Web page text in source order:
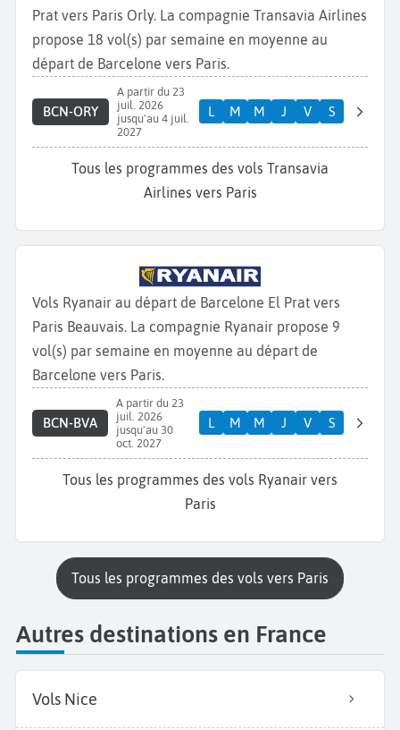
Prat vers Paris Orly. La compagnie Transavia Airlines
propose 18 vol(s) par semaine en moyenne au
départ de Barcelone vers Paris.
BCN-ORY
A partir du 23
juil. 2026
jusqu'au 4 juil.
2027
L M M J V S
Tous les programmes des vols Transavia
Airlines vers Paris
Vols Ryanair au départ de Barcelone El Prat vers
Paris Beauvais. La compagnie Ryanair propose 9
vol(s) par semaine en moyenne au départ de
Barcelone vers Paris.
BCN-BVA
A partir du 23
juil. 2026
jusqu'au 30
oct. 2027
L M M J V S
Tous les programmes des vols Ryanair vers
Paris
Tous les programmes des vols vers Paris
Autres destinations en France
Vols Nice